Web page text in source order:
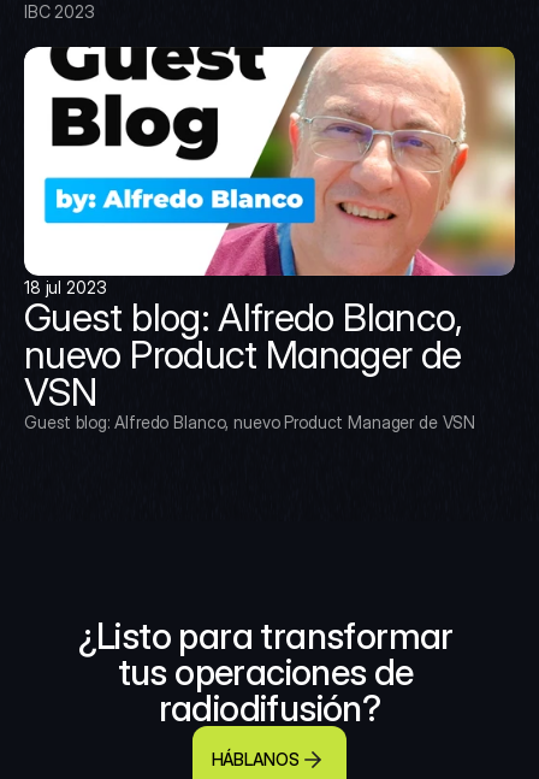
IBC 2023
18 jul 2023
Guest blog: Alfredo Blanco,
nuevo Product Manager de
VSN
Guest blog: Alfredo Blanco, nuevo Product Manager de VSN
¿Listo para transformar
tus operaciones de
radiodifusión?
HÁBLANOS